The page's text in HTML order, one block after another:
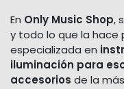
En Only Music Shop,
y todo lo que la hace
especializada en
iluminación para
accesorios de la